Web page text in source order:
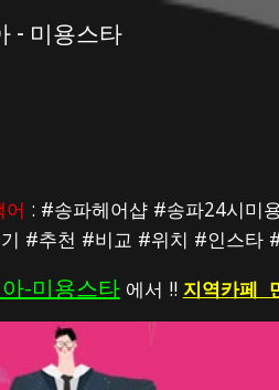
Skip
- 미용스타
어 : #송파헤어샵 #송파24시미
#추천 #비교 #위치 #인스타
-미용스타 에서 !! 지역카페